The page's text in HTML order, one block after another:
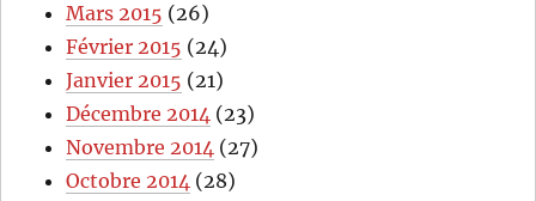
Mars 2015 (26)
Février 2015 (24)
Janvier 2015 (21)
Décembre 2014 (23)
Novembre 2014 (27)
Octobre 2014 (28)